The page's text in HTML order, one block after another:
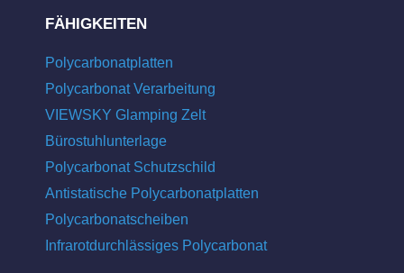
FÄHIGKEITEN
Polycarbonatplatten
Polycarbonat Verarbeitung
VIEWSKY Glamping Zelt
Bürostuhlunterlage
Polycarbonat Schutzschild
Antistatische Polycarbonatplatten
Polycarbonatscheiben
Infrarotdurchlässiges Polycarbonat